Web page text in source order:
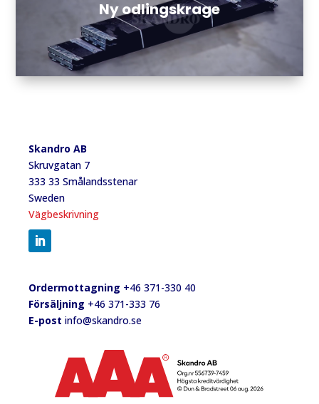
Ny odlingskrage
Skandro AB
Skruvgatan 7
333 33 Smålandsstenar
Sweden
Vägbeskrivning
Ordermottagning +46 371-330 40
Försäljning +46 371-333 76
E-post info@skandro.se